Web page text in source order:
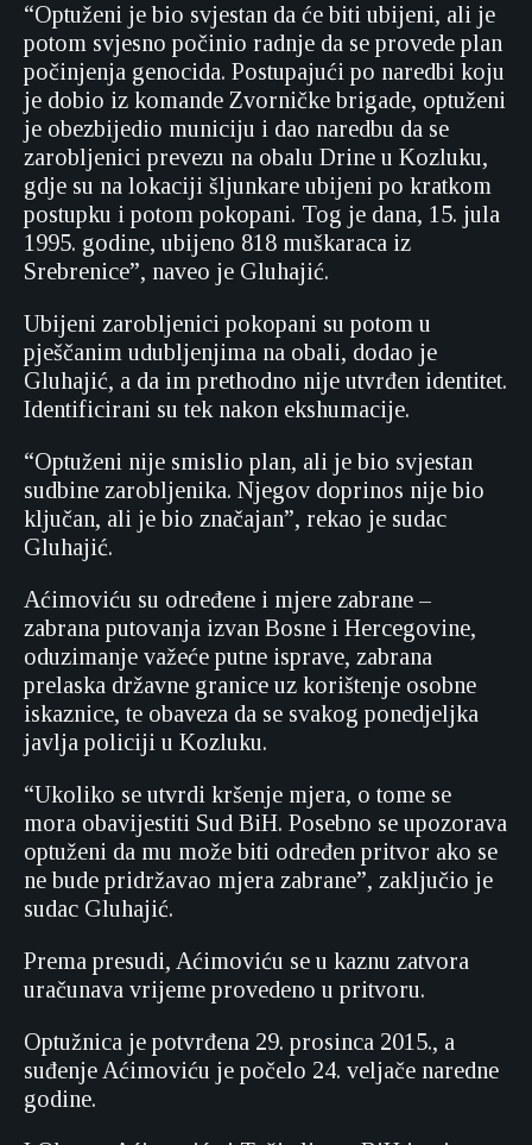
“Optuženi je bio svjestan da će biti ubijeni, ali je
potom svjesno počinio radnje da se provede plan
počinjenja genocida. Postupajući po naredbi koju
je dobio iz komande Zvorničke brigade, optuženi
je obezbijedio municiju i dao naredbu da se
zarobljenici prevezu na obalu Drine u Kozluku,
gdje su na lokaciji šljunkare ubijeni po kratkom
postupku i potom pokopani. Tog je dana, 15. jula
1995. godine, ubijeno 818 muškaraca iz
Srebrenice”, naveo je Gluhajić.
Ubijeni zarobljenici pokopani su potom u
pješčanim udubljenjima na obali, dodao je
Gluhajić, a da im prethodno nije utvrđen identitet.
Identificirani su tek nakon ekshumacije.
“Optuženi nije smislio plan, ali je bio svjestan
sudbine zarobljenika. Njegov doprinos nije bio
ključan, ali je bio značajan”, rekao je sudac
Gluhajić.
Aćimoviću su određene i mjere zabrane –
zabrana putovanja izvan Bosne i Hercegovine,
oduzimanje važeće putne isprave, zabrana
prelaska državne granice uz korištenje osobne
iskaznice, te obaveza da se svakog ponedjeljka
javlja policiji u Kozluku.
“Ukoliko se utvrdi kršenje mjera, o tome se
mora obavijestiti Sud BiH. Posebno se upozorava
optuženi da mu može biti određen pritvor ako se
ne bude pridržavao mjera zabrane”, zaključio je
sudac Gluhajić.
Prema presudi, Aćimoviću se u kaznu zatvora
uračunava vrijeme provedeno u pritvoru.
Optužnica je potvrđena 29. prosinca 2015., a
suđenje Aćimoviću je počelo 24. veljače naredne
godine.